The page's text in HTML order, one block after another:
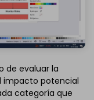
de evaluar la
impacto potencial
categoría que